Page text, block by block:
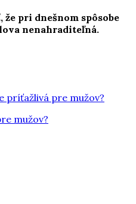
že pri dnešnom spôsobe
nenahraditeľná.
príťažlivá pre mužov?
mužov?